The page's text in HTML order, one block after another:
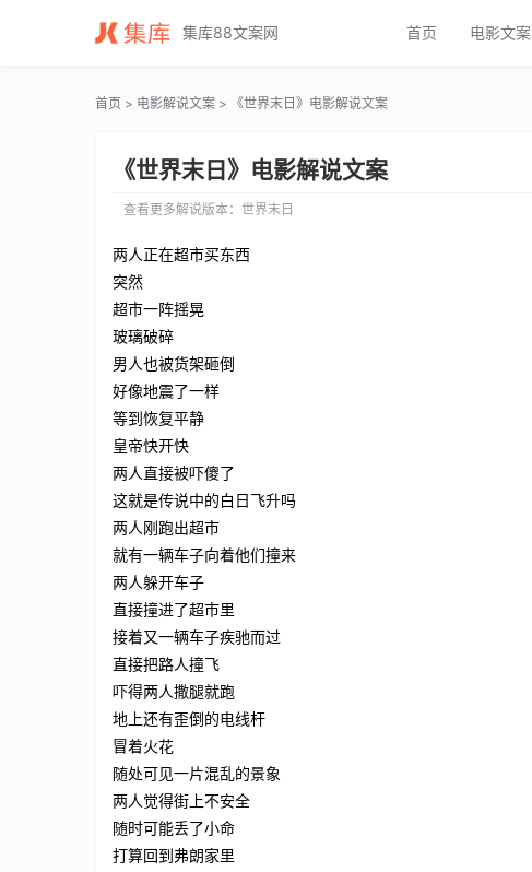
世界末日电影解说文案_世界末日电影解说词_世界末日电影解说稿
集库88文案网 首页 电影文案
首页 > 电影解说文案 > 《世界末日》电影解说文案
《世界末日》电影解说文案
查看更多解说版本： 世界末日
两人正在超市买东西
突然
超市一阵摇晃
玻璃破碎
男人也被货架砸倒
好像地震了一样
等到恢复平静
皇帝快开快
两人直接被吓傻了
这就是传说中的白日飞升吗
两人刚跑出超市
就有一辆车子向着他们撞来
两人躲开车子
直接撞进了超市里
接着又一辆车子疾驰而过
直接把路人撞飞
吓得两人撒腿就跑
地上还有歪倒的电线杆
冒着火花
随处可见一片混乱的景象
两人觉得街上不安全
随时可能丢了小命
打算回到弗朗家里